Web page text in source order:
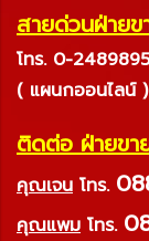
สายด่วนฝ่ายข
โทร. 0-
( แผนกออนไลน์ )
ติดต่อ ฝ่ายขา
คุณเจน โทร.
คุณแพม โทร.